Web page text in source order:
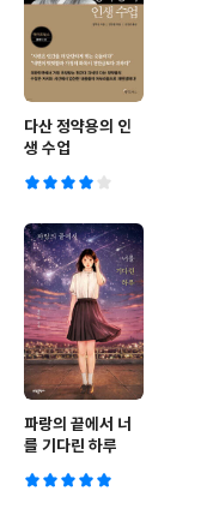
다산 정약용의 인
생 수업
파랑의 끝에서 너
를 기다린 하루